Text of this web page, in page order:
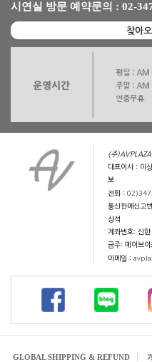
시연실 방문 예약문의 : 02-
찾아
(주
대표이사 : 이
보
전화 :
통신판매신고
상석
계좌번호: 신
금주: 에이브
이메일 :
GLOBAL SHIPPING & REFUND